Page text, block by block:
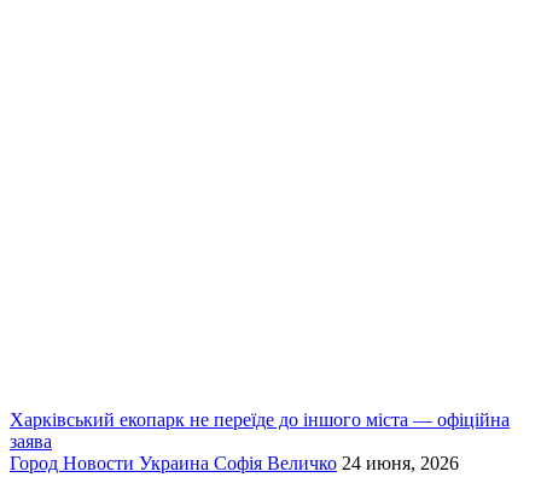
Харківський екопарк не переїде до іншого міста — офіційна
заява
Город Новости Украина Софія Величко 24 июня, 2026